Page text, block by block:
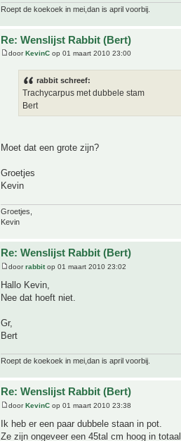
Roept de koekoek in mei,dan is april voorbij.
Re: Wenslijst Rabbit (Bert)
doorKevinC op 01 maart 2010 23:00
rabbit schreef:
Trachycarpus met dubbele stam
Bert
Moet dat een grote zijn?
Groetjes
Kevin
Groetjes,
Kevin
Re: Wenslijst Rabbit (Bert)
doorrabbitop 01 maart 2010 23:02
Hallo Kevin,
Nee dat hoeft niet.
Gr,
Bert
Roept de koekoek in mei,dan is april voorbij.
Re: Wenslijst Rabbit (Bert)
doorKevinC op 01 maart 2010 23:38
Ik heb er een paar dubbele staan in pot.
Ze zijn ongeveer een 45tal cm hoog in totaal.